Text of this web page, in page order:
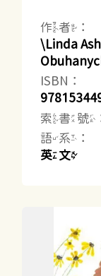
作者：
\Linda
ISBN：
索書號
語系：
英文